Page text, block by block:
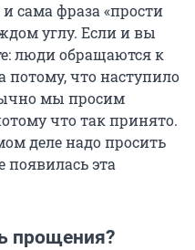
сама фраза «прости
углу. Если и вы
люди обращаются к
потому, что наступило
мы просим
что так принято.
деле надо просить
эта
прощения?